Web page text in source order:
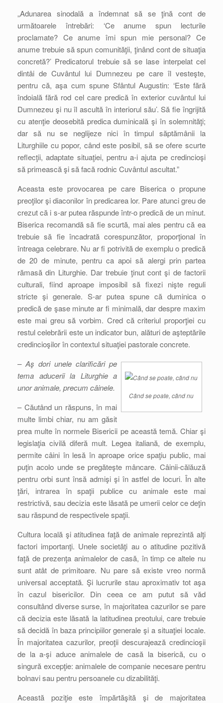
„Adunarea sinodală a îndemnat să se ţină cont de
următoarele întrebări: ‘Ce anume spun lecturile
proclamate? Ce anume îmi spun mie personal? Ce
anume trebuie să spun comunităţii, ţinând cont de situaţia
concretă?’ Predicatorul trebuie să se lase interpelat cel
dintâi de Cuvântul lui Dumnezeu pe care îl vesteşte,
pentru că, aşa cum spune Sfântul Augustin: ‘Este fără
îndoială fără rod cel care predică în exterior cuvântul lui
Dumnezeu şi nu îl ascultă în interiorul său’. Să fie îngrijită
cu atenţie deosebită predica duminicală şi în solemnităţi;
dar să nu se neglijeze nici în timpul săptămânii la
Liturghiile cu popor, când este posibil, să se ofere scurte
reflecţii, adaptate situaţiei, pentru a-i ajuta pe credincioşi
să primească şi să facă rodnic Cuvântul ascultat.”
Aceasta este provocarea pe care Biserica o propune
preoţilor şi diaconilor în predicarea lor. Pare atunci greu de
crezut că i s-ar putea răspunde într-o predică de un minut.
Biserica recomandă să fie scurtă, mai ales pentru că ea
trebuie să fie încadrată corespunzător, proporţional în
întreaga celebrare. Nu ar fi potrivită de exemplu o predică
de 20 de minute, pentru ca apoi să alergi prin partea
rămasă din Liturghie. Dar trebuie ţinut cont şi de factorii
culturali, fiind aproape imposibil să fixezi nişte reguli
stricte şi generale. S-ar putea spune că duminica o
predică de şase minute ar fi minimală, dar despre maxim
este mai greu să vorbim. Cred că criteriul proporţiei cu
restul celebrării este un indicator bun, alături de aşteptările
credincioşilor în contextul situaţiei pastorale concrete.
Când se poate, când nu
– Aş dori unele clarificări pe
tema aducerii la Liturghie a
unor animale, precum câinele.
– Căutând un răspuns, în mai
multe limbi chiar, nu am găsit
prea multe în normele Bisericii pe această temă. Chiar şi
legislaţia civilă diferă mult. Legea italiană, de exemplu,
permite câini în lesă în aproape orice spaţiu public, mai
puţin acolo unde se pregăteşte mâncare. Câinii-călăuză
pentru orbi sunt însă admişi şi în astfel de locuri. În alte
ţări, intrarea în spaţii publice cu animale este mai
restrictivă, sau decizia este lăsată pe umerii celor ce deţin
sau răspund de respectivele spaţii.
Cultura locală şi atitudinea faţă de animale reprezintă alţi
factori importanţi. Unele societăţi au o atitudine pozitivă
faţă de prezenţa animalelor de casă, în timp ce altele nu
sunt atât de primitoare. Nu pare să existe vreo normă
universal acceptată. Şi lucrurile stau aproximativ tot aşa
în cazul bisericilor. Din ceea ce am putut să văd
consultând diverse surse, în majoritatea cazurilor se pare
că decizia este lăsată la latitudinea preotului, care trebuie
să decidă în baza principiilor generale şi a situaţiei locale.
În majoritatea cazurilor, preoţii descurajează credincioşii
de la a-şi aduce animalele de casă la biserică, cu o
singură excepţie: animalele de companie necesare pentru
bolnavi sau pentru persoanele cu dizabilităţi.
Această poziţie este împărtăşită şi de majoritatea